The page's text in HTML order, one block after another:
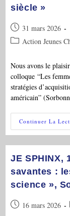
siècle »
Publication
publiée :
31 mars 2026
Post Action Jeunes
Nous avons le
colloque “Les
stratégies
américain”
Continuer La
JE SPHINX,
savantes :
science »,
Publication
16 mars 2026